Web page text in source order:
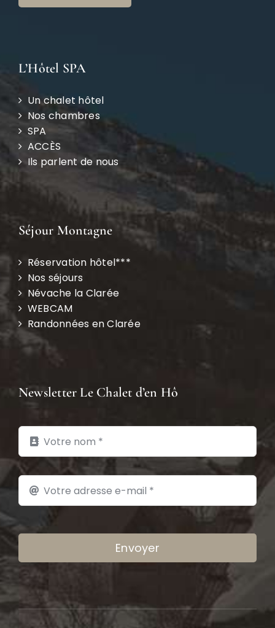
L’Hôtel SPA
Un chalet hôtel
Nos chambres
SPA
ACCÈS
Ils parlent de nous
Séjour Montagne
Réservation hôtel***
Nos séjours
Névache la Clarée
WEBCAM
Randonnées en Clarée
Newsletter Le Chalet d’en Hô
Envoyer